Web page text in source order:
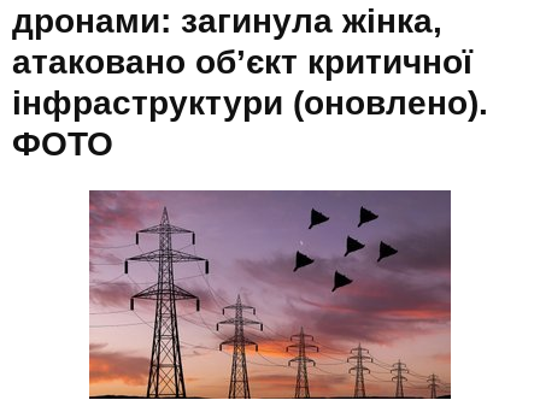
дронами: загинула жінка,
атаковано об’єкт критичної
інфраструктури (оновлено).
ФОТО